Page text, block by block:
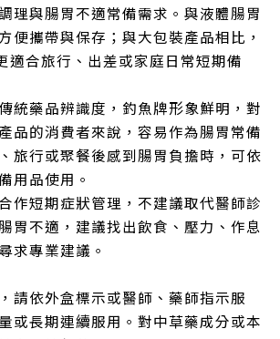
理與腸胃不適常備需求。與液體腸胃
便攜帶與保存；與大包裝產品相比，
適合旅行、出差或家庭日常短期備
統藥品辨識度，釣魚牌形象鮮明，對
品的消費者來說，容易作為腸胃常備
旅行或聚餐後感到腸胃負擔時，可依
用品使用。
作短期症狀管理，不建議取代醫師診
胃不適，建議找出飲食、壓力、作息
求專業建議。
請依外盒標示或醫師、藥師指示服
或長期連續服用。對中草藥成分或本